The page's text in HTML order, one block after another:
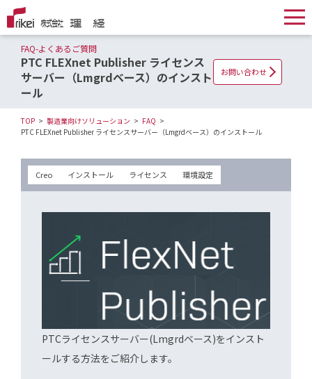
FAQ-よくあるご質問
PTC FLEXnet Publisher ライセンス
サーバー（Lmgrdベース）のインスト
ール
お問い合わせ
TOP 製造業向けソリューション
FAQ
PTC FLEXnet Publisher ライセンスサーバー（Lmgrdベース）のインストール
Creo インストール ライセンス 環境設定
PTCライセンスサーバー(Lmgrdベース)をインスト
ールする方法をご紹介します。